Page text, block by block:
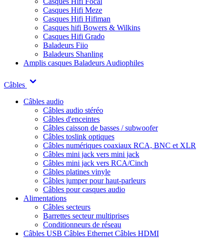
Casques Hifi Meze
Casques Hifi Hifiman
Casques hifi Bowers & Wilkins
Casques Hifi Grado
Baladeurs Fiio
Baladeurs Shanling
Amplis casques Baladeurs Audiophiles
Câbles
Câbles audio
Câbles audio stéréo
Câbles d'enceintes
Câbles caisson de basses / subwoofer
Câbles toslink optiques
Câbles numériques coaxiaux RCA, BNC et XLR
Câbles mini jack vers mini jack
Câbles mini jack vers RCA/Cinch
Câbles platines vinyle
Câbles jumper pour haut-parleurs
Câbles pour casques audio
Alimentations
Câbles secteurs
Barrettes secteur multiprises
Conditionneurs de réseau
Câbles USB Câbles Ethernet Câbles HDMI